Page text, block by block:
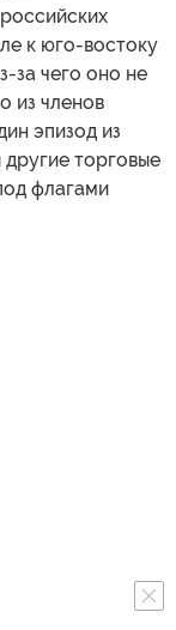
к юго-востоку
за чего оно не
из членов
эпизод из
торговые
флагами